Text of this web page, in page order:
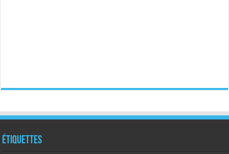
Étiquettes